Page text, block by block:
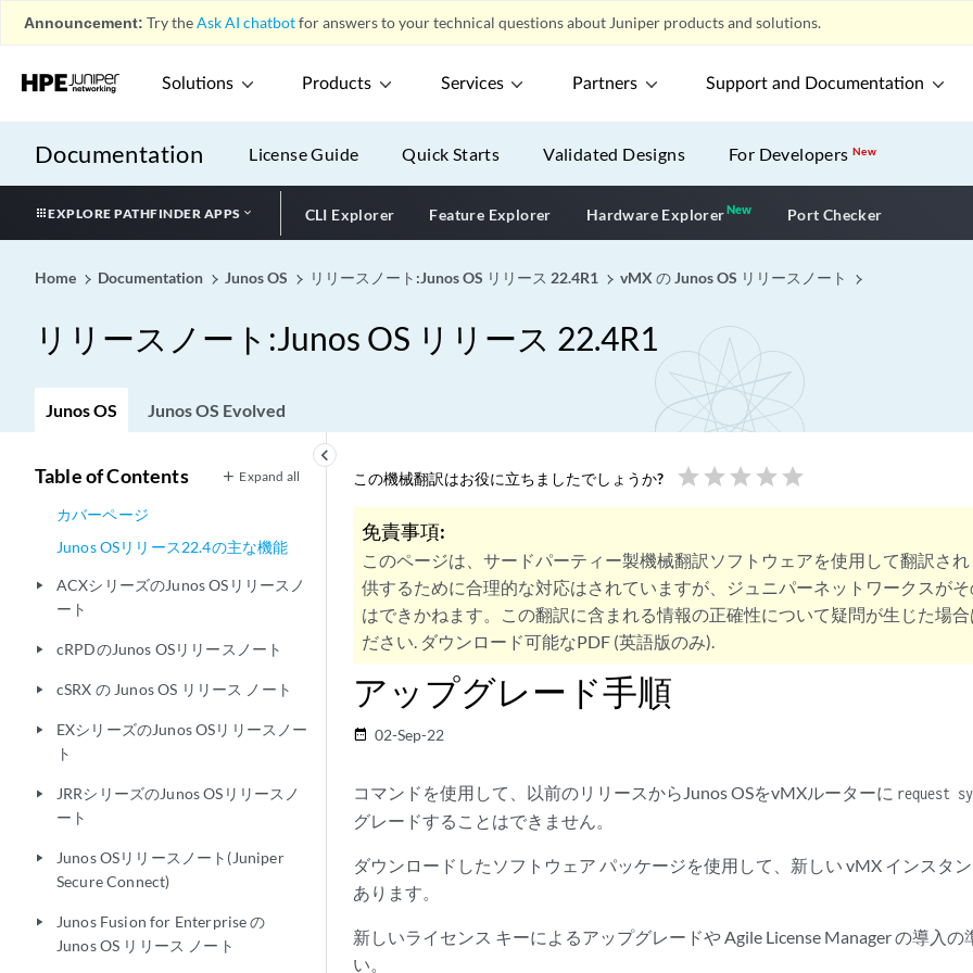
Announcement: Try theAsk AI chatbotfor answers to your technical questions about Juniper products and solutions.
Solutions Products Services Partners Support and Documentation
Documentation License Guide Quick Starts Validated Designs For DevelopersNew
EXPLORE PATHFINDER APPS CLI Explorer Feature Explorer Hardware ExplorerNewNew application
Port Checker
Home Documentation Junos OS リリースノート:Junos OS リリース 22.4R1 vMX の Junos OS リリースノート
リリースノート:Junos OS リリース 22.4R1
Junos OS Junos OS Evolved
keyboard_arrow_left
Table of Contents Expand all
カバーページ
Junos OSリリース22.4の主な機能
play_arrow
ACXシリーズのJunos OSリリースノ
ート
play_arrow cRPDのJunos OSリリースノート
play_arrow cSRX の Junos OS リリース ノート
play_arrow
EXシリーズのJunos OSリリースノー
ト
play_arrow
JRRシリーズのJunos OSリリースノ
ート
play_arrow
Junos OSリリースノート(Juniper
Secure Connect)
play_arrow
Junos Fusion for Enterprise の
Junos OS リリース ノート
この機械翻訳はお役に立ちましたでしょうか? star star star star star
免責事項:
このページは、サードパーティー製機械翻訳ソフトウェアを使用して翻訳さ
供するために合理的な対応はされていますが、ジュニパーネットワークスが
はできかねます。この翻訳に含まれる情報の正確性について疑問が生じた場合
ださい. ダウンロード可能なPDF (英語版のみ).
アップグレード手順
date_range 02-Sep-22
コマンドを使用して、以前のリリースからJunos OSをvMXルーターに request
グレードすることはできません。
ダウンロードしたソフトウェア パッケージを使用して、新しい vMX インスタ
あります。
新しいライセンス キーによるアップグレードや Agile License Manager の導入
い。